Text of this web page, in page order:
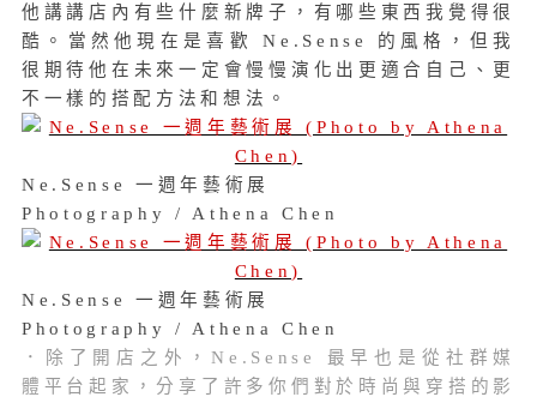
他講講店內有些什麼新牌子，有哪些東西我覺得很
酷。當然他現在是喜歡 Ne.Sense 的風格，但我
很期待他在未來一定會慢慢演化出更適合自己、更
不一樣的搭配方法和想法。
Ne.Sense 一週年藝術展
Photography / Athena Chen
Ne.Sense 一週年藝術展
Photography / Athena Chen
．除了開店之外，Ne.Sense 最早也是從社群媒
體平台起家，分享了許多你們對於時尚與穿搭的影